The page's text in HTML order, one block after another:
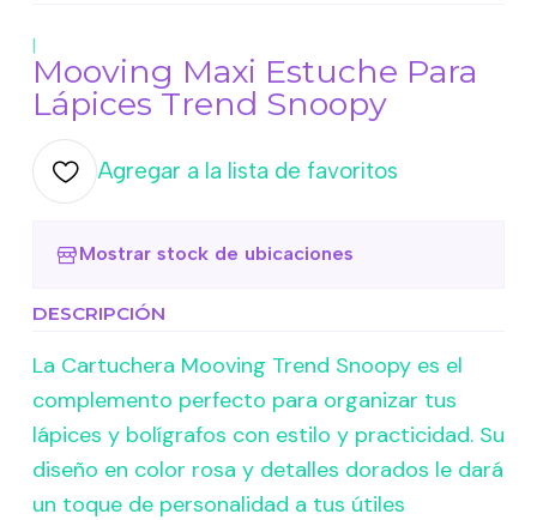
|
Mooving Maxi Estuche Para
Lápices Trend Snoopy
Agregar a la lista de favoritos
Mostrar stock de ubicaciones
DESCRIPCIÓN
La Cartuchera Mooving Trend Snoopy es el
complemento perfecto para organizar tus
lápices y bolígrafos con estilo y practicidad. Su
diseño en color rosa y detalles dorados le dará
un toque de personalidad a tus útiles